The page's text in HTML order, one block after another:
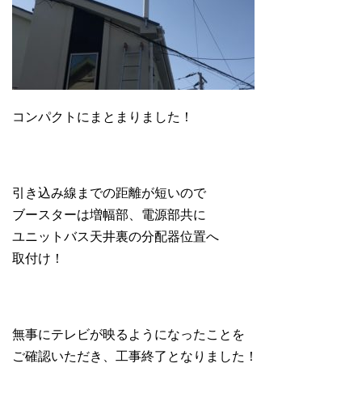
コンパクトにまとまりました！
引き込み線までの距離が短いので
ブースターは増幅部、電源部共に
ユニットバス天井裏の分配器位置へ
取付け！
無事にテレビが映るようになったことを
ご確認いただき、工事終了となりました！